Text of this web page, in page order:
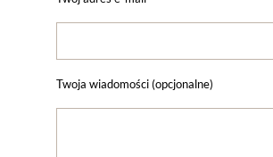
Twoja wiadomości (opcjonalne)